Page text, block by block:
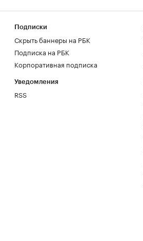
Подписки
Скрыть баннеры на РБК
Подписка на РБК
Корпоративная подписка
Уведомления
RSS